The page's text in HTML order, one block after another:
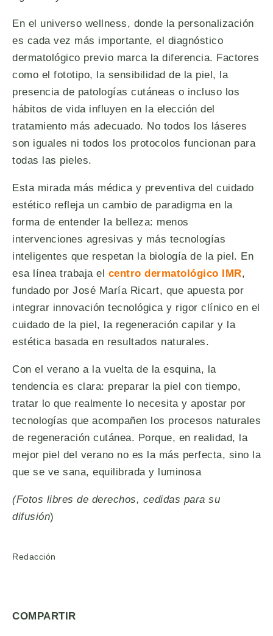
En el universo wellness, donde la personalización
es cada vez más importante, el diagnóstico
dermatológico previo marca la diferencia. Factores
como el fototipo, la sensibilidad de la piel, la
presencia de patologías cutáneas o incluso los
hábitos de vida influyen en la elección del
tratamiento más adecuado. No todos los láseres
son iguales ni todos los protocolos funcionan para
todas las pieles.
Esta mirada más médica y preventiva del cuidado
estético refleja un cambio de paradigma en la
forma de entender la belleza: menos
intervenciones agresivas y más tecnologías
inteligentes que respetan la biología de la piel. En
esa línea trabaja el centro dermatológico IMR,
fundado por José María Ricart, que apuesta por
integrar innovación tecnológica y rigor clínico en el
cuidado de la piel, la regeneración capilar y la
estética basada en resultados naturales.
Con el verano a la vuelta de la esquina, la
tendencia es clara: preparar la piel con tiempo,
tratar lo que realmente lo necesita y apostar por
tecnologías que acompañen los procesos naturales
de regeneración cutánea. Porque, en realidad, la
mejor piel del verano no es la más perfecta, sino la
que se ve sana, equilibrada y luminosa
(Fotos libres de derechos, cedidas para su
difusión)
Redacción
COMPARTIR